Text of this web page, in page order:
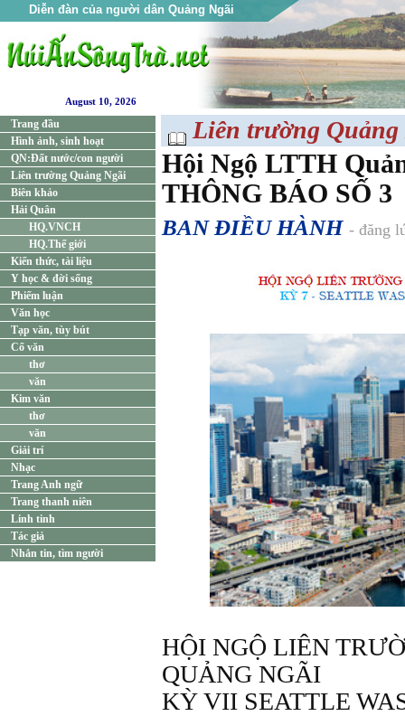
Diễn đàn của người dân Quảng Ngãi
August 10, 2026
Trang đầu
Hình ảnh, sinh hoạt
QN:Đất nước/con người
Liên trường Quảng Ngãi
Biên khảo
Hải Quân
HQ.VNCH
HQ.Thế giới
Kiến thức, tài liệu
Y học & đời sống
Phiếm luận
Văn học
Tạp văn, tùy bút
Cổ văn
thơ
văn
Kim văn
thơ
văn
Giải trí
Nhạc
Trang Anh ngữ
Trang thanh niên
Linh tinh
Tác giả
Nhắn tin, tìm người
Liên trường Quảng
Hội Ngộ LTTH
THÔNG BÁO SỐ 3
BAN ĐIỀU HÀNH - đăng
HỘI NGỘ LIÊN
QUẢNG NGÃI
KỲ VII SEATTLE